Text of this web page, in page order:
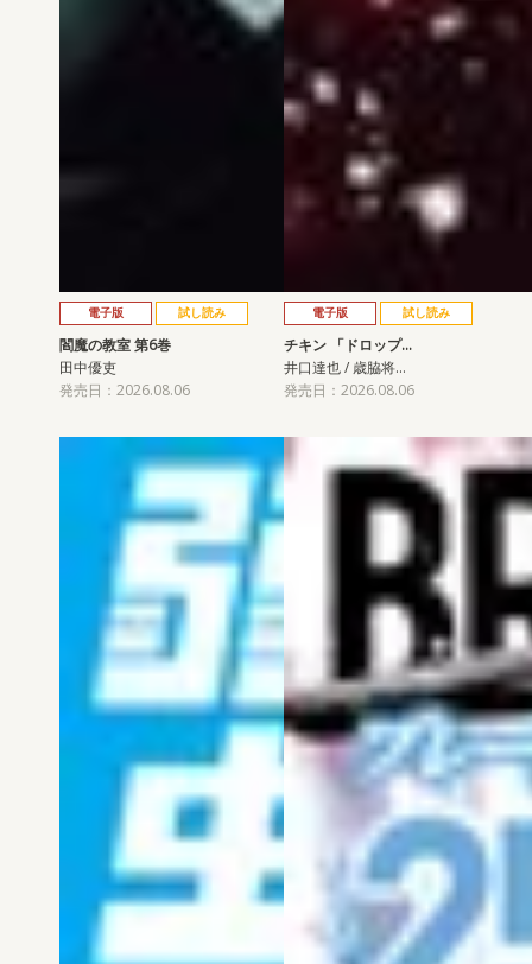
電子版 試し読み
閻魔の教室 第6巻
田中優吏
発売日：2026.08.06
電子版 試し読み
チキン 「ドロップ…
井口達也 / 歳脇将…
発売日：2026.08.06